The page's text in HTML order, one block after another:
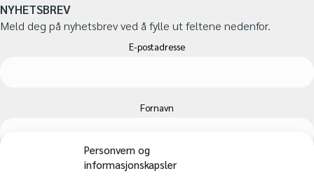
Personvern og
informasjonskapsler
NYHETSBREV
Meld deg på nyhetsbrev ved å fylle ut feltene nedenfor.
E-postadresse
Fornavn
Etternavn